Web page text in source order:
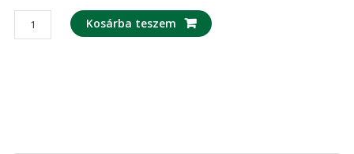
laptop
akku/akkumulátor
Kosárba teszem